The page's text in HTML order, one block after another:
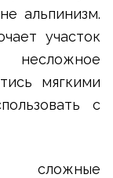
альпинизм.
участок
мягкими
с
сложные